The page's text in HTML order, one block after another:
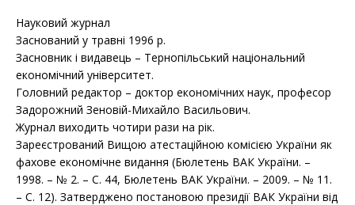
Науковий журнал
Заснований у травні 1996 р.
Засновник і видавець – Тернопільський національний
економічний університет.
Головний редактор – доктор економічних наук, професор
Задорожний Зеновій-Михайло Васильович.
Журнал виходить чотири рази на рік.
Зареєстрований Вищою атестаційною комісією України як
фахове економічне видання (Бюлетень ВАК України. –
1998. – № 2. – С. 44, Бюлетень ВАК України. – 2009. – № 11.
– С. 12). Затверджено постановою президії ВАК України від